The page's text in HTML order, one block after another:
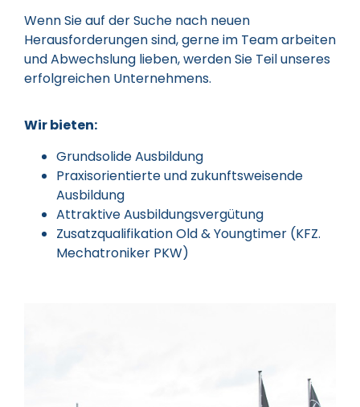
Wenn Sie auf der Suche nach neuen
Herausforderungen sind, gerne im Team arbeiten
und Abwechslung lieben, werden Sie Teil unseres
erfolgreichen Unternehmens.
Wir bieten:
Grundsolide Ausbildung
Praxisorientierte und zukunftsweisende
Ausbildung
Attraktive Ausbildungsvergütung
Zusatzqualifikation Old & Youngtimer (KFZ.
Mechatroniker PKW)